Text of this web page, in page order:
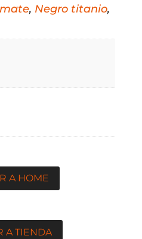
, Negro titanio,
A HOME
A TIENDA